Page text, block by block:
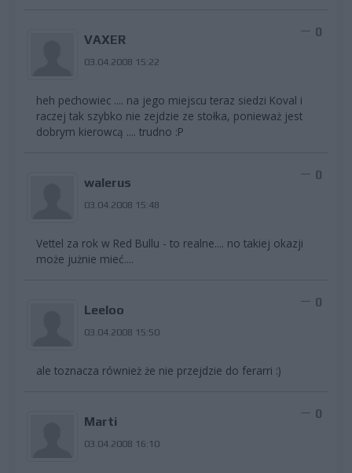
VAXER
03.04.2008 15:22
0
heh pechowiec .... na jego miejscu teraz siedzi Koval i
raczej tak szybko nie zejdzie ze stołka, ponieważ jest
dobrym kierowcą .... trudno :P
walerus
03.04.2008 15:48
0
Vettel za rok w Red Bullu - to realne.... no takiej okazji
może jużnie mieć....
Leeloo
03.04.2008 15:50
0
ale toznacza również że nie przejdzie do ferarri :)
Marti
03.04.2008 16:10
0